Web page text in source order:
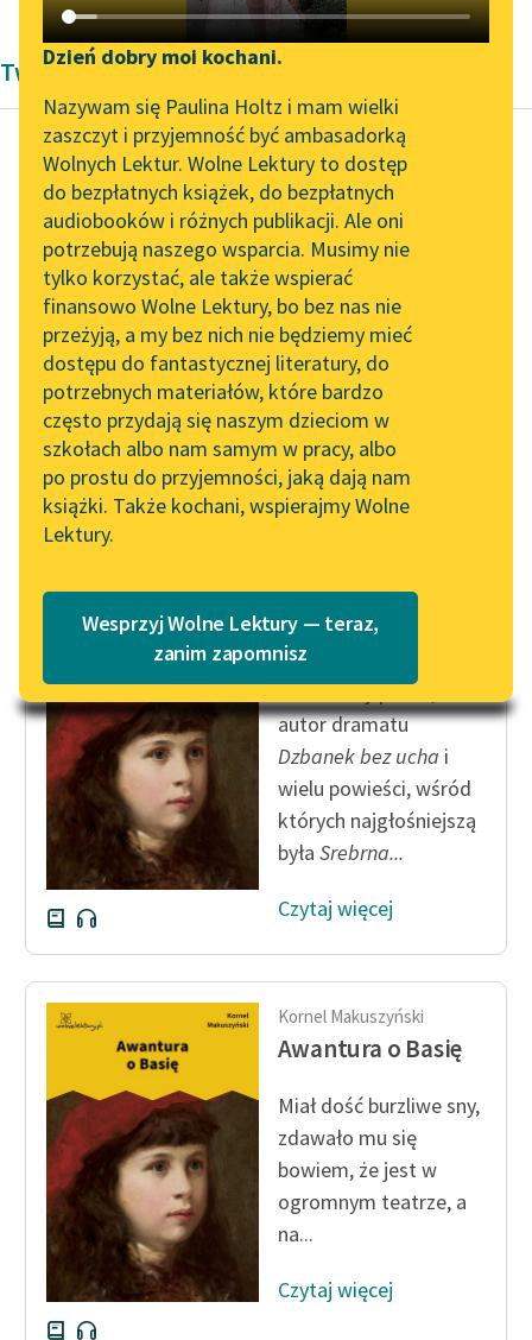
Katalog DAISY
Podkasty o książkach
Zgłoś brak utworu
Aktualności
„Prokurator Alicja Horn”
do słuchania
Byliśmy częścią AI Impact
Lab
Zapraszamy na spotkanie
online z tłumaczkami
literatury skandynawskiej
Spotkanie z Katarzyną
Tunkiel w Oslo
102. lata temu zmarł
Joseph Conrad
Lektury szkolne i klasyka
literatury do słuchania dla
uczennic i uczniów z
niepełnosprawnościami
E-kolekcja lektur
szkolnych i literatury do
słuchania dla uczennic i
uczniów z
niepełnosprawnościami
Feministyczne inspiracje.
skandynawskiej literatury
feministycznej
Ręce pełne poezji
Kolekcje edukacyjne
twórców przechodzących
do domeny publicznej,
lektur szkolnych oraz
Starego Testamentu
Odkurzamy bohaterów
Szkoła Poezji Wolnych
Narzędzia
Mapa Wolnych Lektur
Leśmianator
Przewodnik dla piszących i
czytających
API
OAI-PMH
Widget Wolnych Lektur
Przypisy
Katalog w formacie PDF
Dzień dobry moi kochani.
Nazywam się Paulina Holtz i mam wielki
zaszczyt i przyjemność być ambasadorką
Wolnych Lektur. Wolne Lektury to dostęp
do bezpłatnych książek, do bezpłatnych
audiobooków i różnych publikacji. Ale oni
potrzebują naszego wsparcia. Musimy nie
tylko korzystać, ale także wspierać
finansowo Wolne Lektury, bo bez nas nie
przeżyją, a my bez nich nie będziemy mieć
dostępu do fantastycznej literatury, do
potrzebnych materiałów, które bardzo
często przydają się naszym dzieciom w
szkołach albo nam samym w pracy, albo
po prostu do przyjemności, jaką dają nam
książki. Także kochani, wspierajmy Wolne
Lektury.
Wesprzyj Wolne Lektury — teraz,
zanim zapomnisz
Twórczość Kornela Makuszyńskiego
Kornel Makuszyński
Awantura o Basię
Człowiek-upiór był
zasadniczo
człowiekiem
nieszczęśliwym, a na
dodatek aktorem w
teatrze. Nic mu się w...
Czytaj więcej
Kornel Makuszyński
Awantura o Basię
Znakomity pisarz,
autor dramatu
Dzbanek bez ucha i
wielu powieści, wśród
których najgłośniejszą
była Srebrna...
Czytaj więcej
Kornel Makuszyński
Awantura o Basię
Miał dość burzliwe sny,
zdawało mu się
bowiem, że jest w
ogromnym teatrze, a
na...
Czytaj więcej